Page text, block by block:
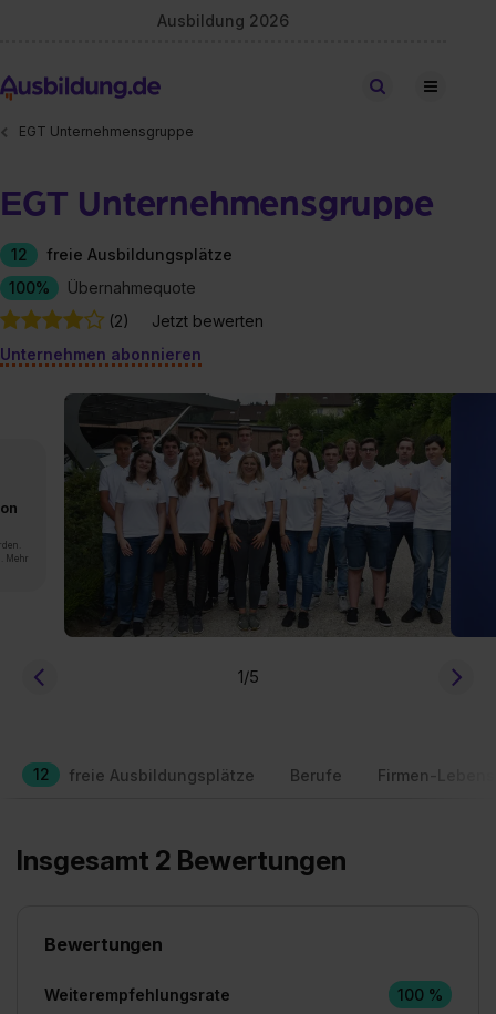
Ausbildung 2026
Stellen finden
EGT Unternehmensgruppe
EGT Unternehmensgruppe
12
freie Ausbildungsplätze
100%
Übernahmequote
(2)
Jetzt bewerten
Unternehmen abonnieren
Mehr
1/5
12 freie Ausbildungsplätze Berufe Firmen-
Insgesamt 2 Bewertungen
Bewertungen
Weiterempfehlungsrate 100 %